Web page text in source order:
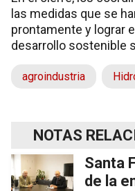
las medidas que se
prontamente y lograr
desarrollo sostenible
agroindustria
NOTAS
Santa
de la